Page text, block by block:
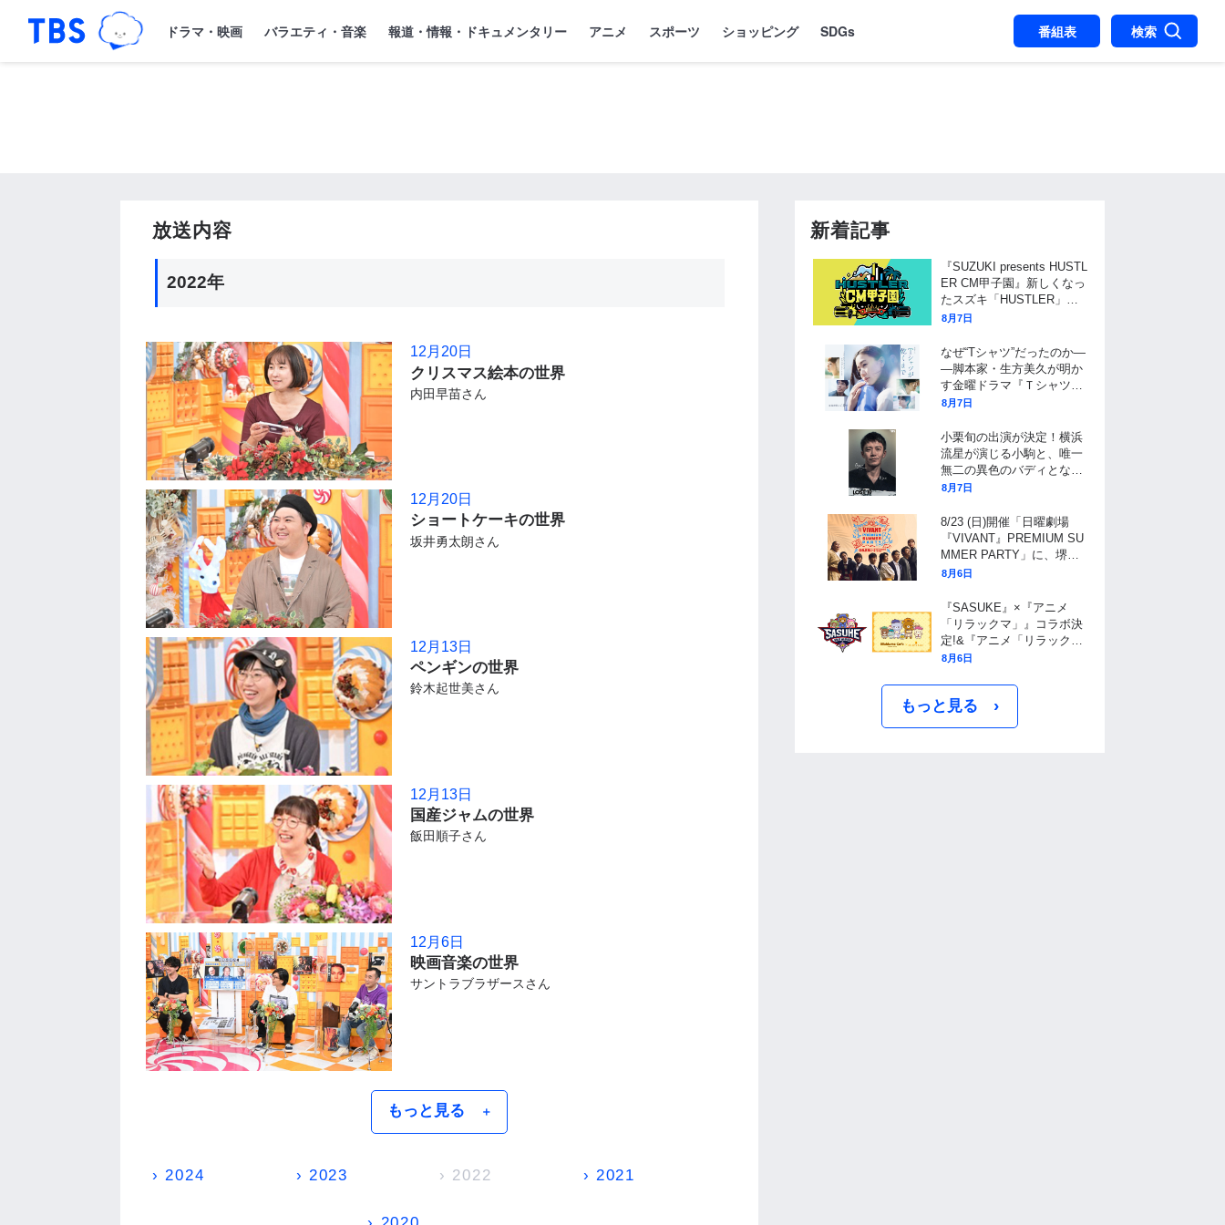
「TBSテレビ｜ときめくときを。」トップページ
TBSグループキャラクター『ワクティ』
ドラマ・映画 バラエティ・音楽 報道・情報・ドキュメンタリー アニメ スポーツ ショッピング SDGs 番組表 検索
放送内容
2022年
12月20日
クリスマス絵本の世界
内田早苗さん
12月20日
ショートケーキの世界
坂井勇太朗さん
12月13日
ペンギンの世界
鈴木起世美さん
12月13日
国産ジャムの世界
飯田順子さん
12月6日
映画音楽の世界
サントラブラザースさん
もっと見る ＋
› 2024 › 2023 › 2022 › 2021
新着記事
『SUZUKI presents HUSTL
ER CM甲子園』新しくなっ
たスズキ「HUSTLER」の
広告動画を日本全国から大
8月7日
なぜ“Tシャツ”だったのか―
―脚本家・生方美久が明か
す金曜ドラマ『Ｔシャツが
乾くまで』タイトル決定の
ニークな視点
8月7日
小栗旬の出演が決定！横浜
流星が演じる小駒と、唯一
無二の異色のバディとなる
フリーの保険調査員を演じ
ST10』
8月7日
8/23 (日)開催「日曜劇場
『VIVANT』PREMIUM SU
MMER PARTY」に、堺雅
人、阿部寛、二宮和也ら、
結！チケット抽選受付中！
8月6日
『SASUKE』×『アニメ
「リラックマ」』コラボ決
定!&『アニメ「リラック
マ」』× ブランチパークコ
8月6日
もっと見る ›